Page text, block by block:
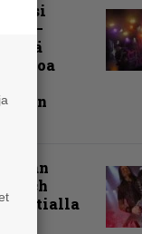
–
neljä
Arch